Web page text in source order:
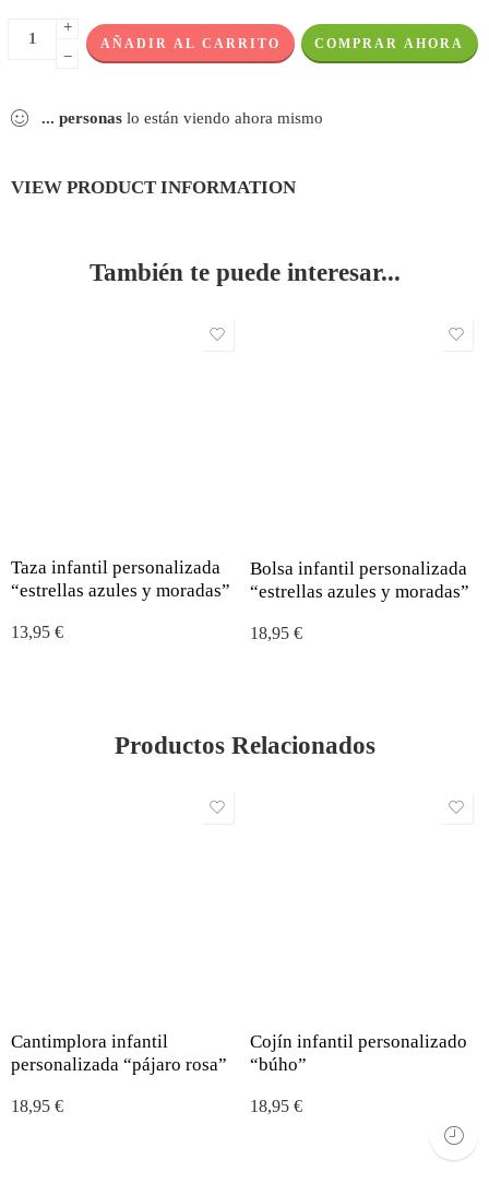
+
−
AÑADIR AL CARRITO COMPRAR AHORA
... personas lo están viendo ahora mismo
VIEW PRODUCT INFORMATION
También te puede interesar...
Taza infantil personalizada
“estrellas azules y moradas”
13,95 €
Bolsa infantil personalizada
“estrellas azules y moradas”
18,95 €
Productos Relacionados
Cantimplora infantil
personalizada “pájaro rosa”
18,95 €
Cojín infantil personalizado
“búho”
18,95 €